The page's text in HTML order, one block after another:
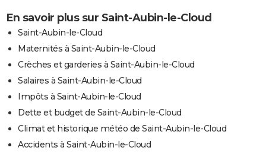
En savoir plus sur Saint-Aubin-le-Cloud
Saint-Aubin-le-Cloud
Maternités à Saint-Aubin-le-Cloud
Crèches et garderies à Saint-Aubin-le-Cloud
Salaires à Saint-Aubin-le-Cloud
Impôts à Saint-Aubin-le-Cloud
Dette et budget de Saint-Aubin-le-Cloud
Climat et historique météo de Saint-Aubin-le-Cloud
Accidents à Saint-Aubin-le-Cloud